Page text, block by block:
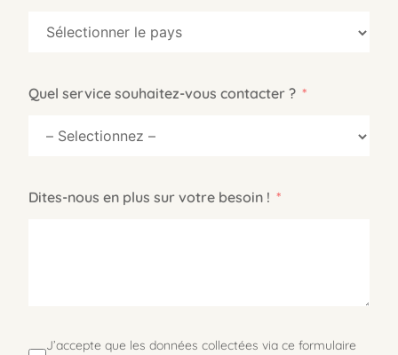
Quel service souhaitez-vous contacter ?
Dites-nous en plus sur votre besoin !
J’accepte que les données collectées via ce formulaire